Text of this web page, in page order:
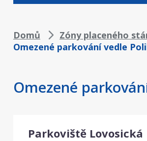
Drobečková
navigace
Domů Zóny placeného
Omezené parkování vedle
Omezené
Parkoviště Lovosická